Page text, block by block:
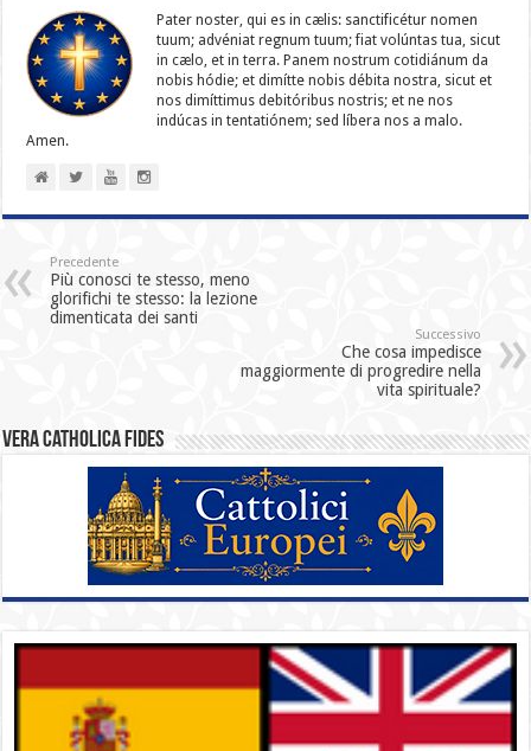
Pater noster, qui es in cælis: sanc­ti­ficétur nomen
tuum; advéniat regnum tuum; fiat volúntas tua, sicut
in cælo, et in terra. Panem nostrum cotidiánum da
nobis hódie; et dimítte nobis débita nostra, sicut et
nos dimíttimus debitóribus nostris; et ne nos
indúcas in ten­ta­tiónem; sed líbera nos a malo.
Amen.
Precedente
Più conosci te stesso, meno
glorifichi te stesso: la lezione
dimenticata dei santi
Successivo
Che cosa impedisce
maggiormente di progredire nella
vita spirituale?
Vera catholica fides